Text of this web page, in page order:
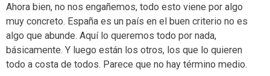
Ahora bien, no nos engañemos, todo esto viene por algo
muy concreto. España es un país en el buen criterio no es
algo que abunde. Aquí lo queremos todo por nada,
básicamente. Y luego están los otros, los que lo quieren
todo a costa de todos. Parece que no hay término medio.